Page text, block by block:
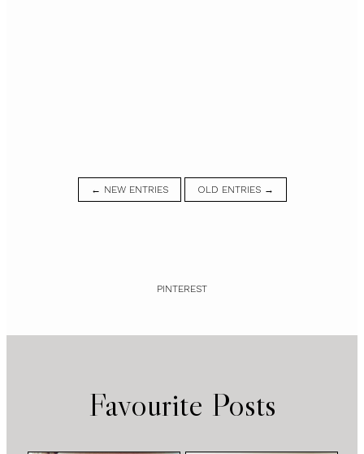
← NEW ENTRIES OLD ENTRIES →
PINTEREST
Favourite Posts